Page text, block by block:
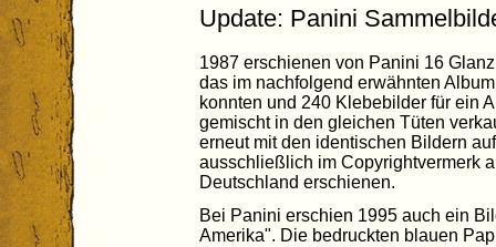
Update: Panini
1987 erschienen von Panini 16
das im nachfolgend erwähnten
konnten und 240 Klebebilder für ein
gemischt in den gleichen Tüten
erneut mit den identischen Bildern
ausschließlich im Copyrightvermerk
Deutschland erschienen.
Bei Panini erschien 1995 auch ein
Amerika". Die bedruckten blauen